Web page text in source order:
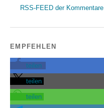
RSS-FEED der Kommentare
EMPFEHLEN
teilen
teilen
teilen